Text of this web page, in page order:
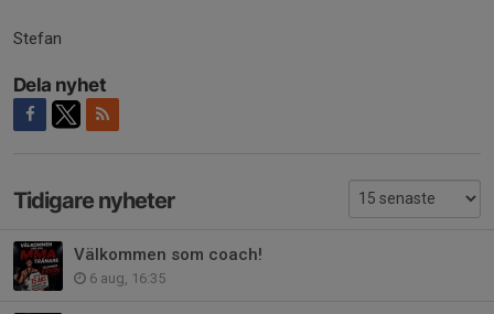
Stefan
Dela nyhet
Tidigare nyheter
Välkommen som coach!
6 aug, 16:35